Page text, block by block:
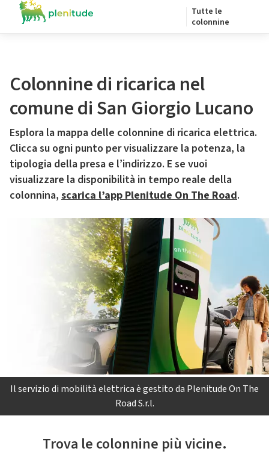
Tutte le
colonnine
Colonnine di ricarica nel
comune di San Giorgio Lucano
Esplora la mappa delle colonnine di ricarica elettrica.
Clicca su ogni punto per visualizzare la potenza, la
tipologia della presa e l’indirizzo. E se vuoi
visualizzare la disponibilità in tempo reale della
colonnina, scarica l’app Plenitude On The Road.
Il servizio di mobilità elettrica è gestito da Plenitude On The
Road S.r.l.
Trova le colonnine più vicine.